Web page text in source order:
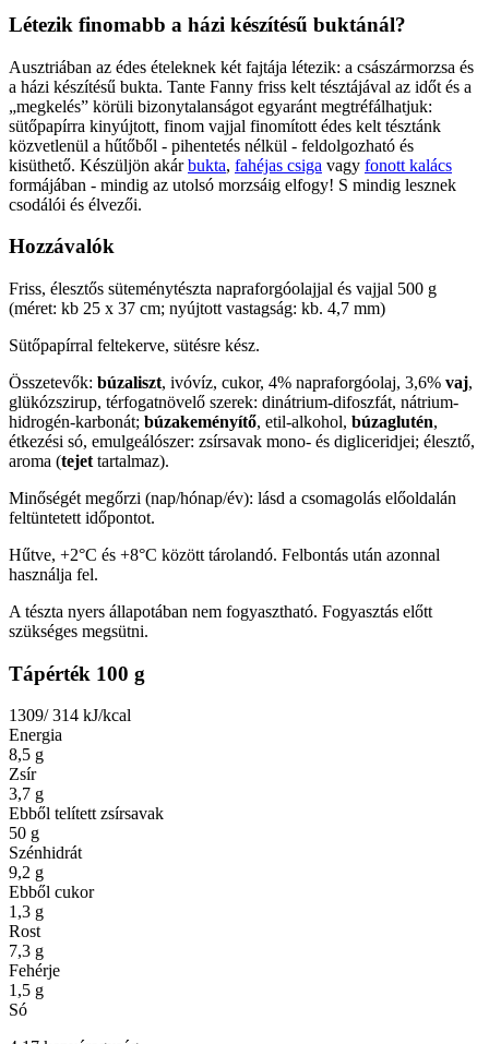
Létezik finomabb a házi készítésű buktánál?
Ausztriában az édes ételeknek két fajtája létezik: a császármorzsa és
a házi készítésű bukta. Tante Fanny friss kelt tésztájával az időt és a
„megkelés” körüli bizonytalanságot egyaránt megtréfálhatjuk:
sütőpapírra kinyújtott, finom vajjal finomított édes kelt tésztánk
közvetlenül a hűtőből - pihentetés nélkül - feldolgozható és
kisüthető. Készüljön akárbukta, fahéjas csiga vagy fonott kalács
formájában - mindig az utolsó morzsáig elfogy! S mindig lesznek
csodálói és élvezői.
Hozzávalók
Friss, élesztős süteménytészta napraforgóolajjal és vajjal 500 g
(méret: kb 25 x 37 cm; nyújtott vastagság: kb. 4,7 mm)
Sütőpapírral feltekerve, sütésre kész.
Összetevők: búzaliszt, ivóvíz, cukor, 4% napraforgóolaj, 3,6% vaj,
glükózszirup, térfogatnövelő szerek: dinátrium-difoszfát, nátrium-
hidrogén-karbonát; búzakeményítő, etil-alkohol, búzaglutén,
étkezési só, emulgeálószer: zsírsavak mono- és digliceridjei; élesztő,
aroma (tejet tartalmaz).
Minőségét megőrzi (nap/hónap/év): lásd a csomagolás előoldalán
feltüntetett időpontot.
Hűtve, +2°C és +8°C között tárolandó. Felbontás után azonnal
használja fel.
A tészta nyers állapotában nem fogyasztható. Fogyasztás előtt
szükséges megsütni.
Tápérték 100 g
1309/ 314 kJ/kcal
Energia
8,5 g
Zsír
3,7 g
Ebből telített zsírsavak
50 g
Szénhidrát
9,2 g
Ebből cukor
1,3 g
Rost
7,3 g
Fehérje
1,5 g
Só